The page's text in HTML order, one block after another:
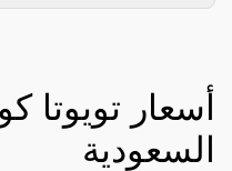
السعودية